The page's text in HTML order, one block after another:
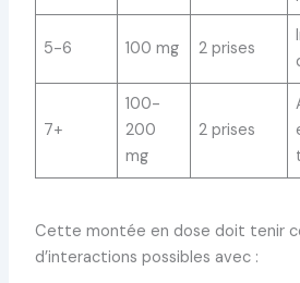
5-6 100 mg 2 prises
7+
100-
200
mg
2 prises
Cette montée en dose doit tenir
d’interactions possibles avec :